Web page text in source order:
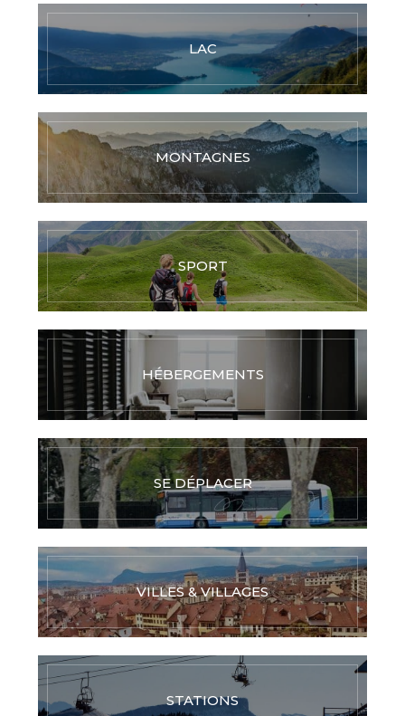
LAC
MONTAGNES
SPORT
HÉBERGEMENTS
SE DÉPLACER
VILLES & VILLAGES
STATIONS